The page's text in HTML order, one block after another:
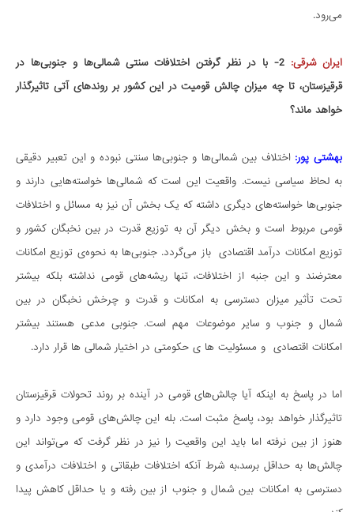
می‌رود.
ایران شرقی:
با در نظر گرفتن اختلافات سنتی شمالی‌ها و جنوبی‌ها در
قرقیزستان، تا چه میزان چالش قومیت در این کشور بر روندهای آتی تاثیرگذار
خواهد ماند؟
بهشتی پور: اختلاف بین شمالی‌ها و جنوبی‌ها سنتی نبوده و این تعبیر دقیقی
به لحاظ سیاسی نیست. واقعیت این است که شمالی‌ها خواسته‌هایی دارند و
جنوبی‌ها خواسته‌های دیگری داشته که یک بخش آن نیز به مسائل و اختلافات
قومی مربوط است و بخش دیگر آن به توزیع قدرت در بین نخبگان کشور و
توزیع امکانات درآمد اقتصادی باز می‌گردد. جنوبی‌ها به نحوه‌ی توزیع امکانات
معترضند و این جنبه از اختلافات، تنها ریشه‌های قومی نداشته بلکه بیشتر
تحت تأثیر میزان دسترسی به امکانات و قدرت و چرخش نخبگان در بین
شمال و جنوب و سایر موضوعات مهم است. جنوبی مدعی هستند بیشتر
امکانات اقتصادی و مسئولیت ها ی حکومتی در اختیار شمالی ها قرار دارد.
اما در پاسخ به اینکه آیا چالش‌های قومی در آینده بر روند تحولات قرقیزستان
تاثیرگذار خواهد بود، پاسخ مثبت است. بله این چالش‌های قومی وجود دارد و
هنوز از بین نرفته اما باید این واقعیت را نیز در نظر گرفت که می‌تواند این
چالش‌ها به حداقل برسد،به شرط آنکه اختلافات طبقاتی و اختلافات درآمدی و
دسترسی به امکانات بین شمال و جنوب از بین رفته و یا حداقل کاهش پیدا